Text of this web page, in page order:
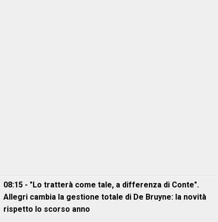
08:15 - "Lo tratterà come tale, a differenza di Conte".
Allegri cambia la gestione totale di De Bruyne: la novità
rispetto lo scorso anno